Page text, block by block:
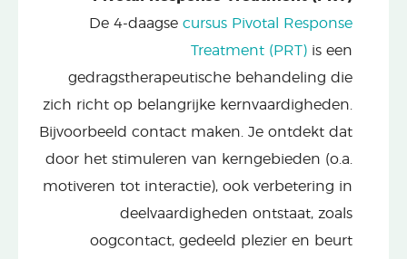
De 4-daagse cursus Pivotal Response
Treatment (PRT) is een
gedragstherapeutische behandeling die
zich richt op belangrijke kernvaardigheden.
Bijvoorbeeld contact maken. Je ontdekt dat
door het stimuleren van kerngebieden (o.a.
motiveren tot interactie), ook verbetering in
deelvaardigheden ontstaat, zoals
oogcontact, gedeeld plezier en beurt